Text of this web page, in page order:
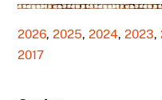
2026,2025,2024,2023,
2017